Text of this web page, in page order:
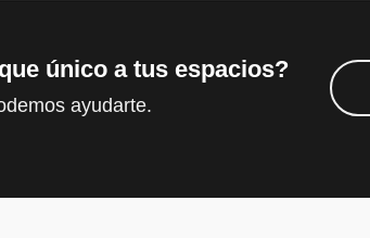
único a tus espacios?
ayudarte.